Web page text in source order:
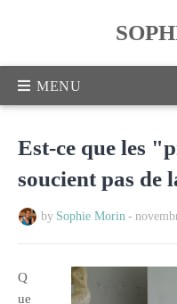
Est-ce que les
soucient pas de
by Sophie Morin -
Q
ue